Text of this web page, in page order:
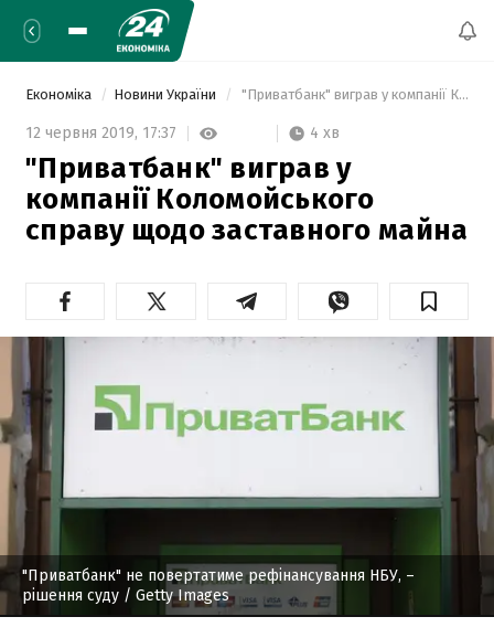
Економіка Новини України "Приватбанк" виграв у компанії Коломойського справу щодо заставного майна
12 червня 2019, 17:37 4 хв
"Приватбанк" виграв у
компанії Коломойського
справу щодо заставного майна
"Приватбанк" не повертатиме рефінансування НБУ, –
рішення суду / Getty Images